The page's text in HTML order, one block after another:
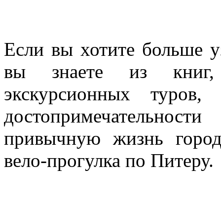
Если вы хотите больше
вы знаете из
экскурсионных
привычную жизнь
вело-прогулка по Питеру.